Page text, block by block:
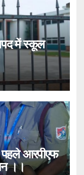
में स्कूल
पहले आरपीएफ
।।